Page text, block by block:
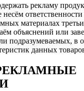
рекламу
материалах
объяснений или
подразумеваемых, в
данных